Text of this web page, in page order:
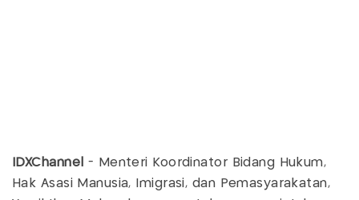
IDXChannel
- Menteri Koordinator Bidang Hukum,
Hak Asasi Manusia, Imigrasi, dan Pemasyarakatan,